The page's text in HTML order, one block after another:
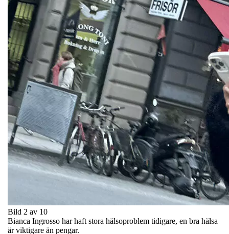
Bild 2 av 10
Bianca Ingrosso har haft stora hälsoproblem tidigare, en bra hälsa
är viktigare än pengar.